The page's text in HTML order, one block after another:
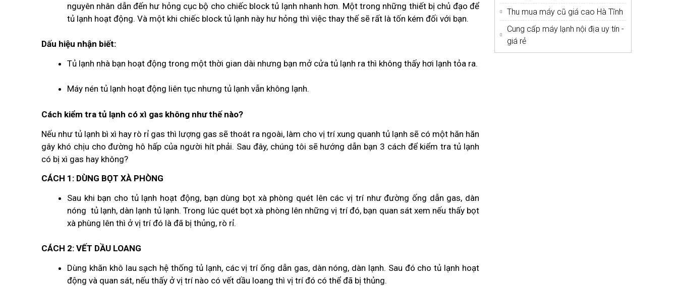
nguyên nhân dẫn đến hư hỏng cục bộ cho chiếc block tủ lạnh nhanh hơn. Một trong những thiết bị chủ đạo để
tủ lạnh hoạt động. Và một khi chiếc block tủ lạnh này hư hỏng thì việc thay thế sẽ rất là tốn kém đối với bạn.
Dấu hiệu nhận biết:
Tủ lạnh nhà bạn hoạt động trong một thời gian dài nhưng bạn mở cửa tủ lạnh ra thì không thấy hơi lạnh tỏa ra.
Máy nén tủ lạnh hoạt động liên tục nhưng tủ lạnh vẫn không lạnh.
Cách kiểm tra tủ lạnh có xì gas không như thế nào?
Nếu như tủ lạnh bì xì hay rò rỉ gas thì lượng gas sẽ thoát ra ngoài, làm cho vị trí xung quanh tủ lạnh sẽ có một hăn hăn
gây khó chịu cho đường hô hấp của người hít phải. Sau đây, chúng tôi sẽ hướng dẫn bạn 3 cách để kiểm tra tủ lạnh
có bị xì gas hay không?
CÁCH 1: DÙNG BỌT XÀ PHÒNG
Sau khi bạn cho tủ lạnh hoạt động, bạn dùng bọt xà phòng quét lên các vị trí như đường ống dẫn gas, dàn
nóng tủ lạnh, dàn lạnh tủ lạnh. Trong lúc quét bọt xà phòng lên những vị trí đó, bạn quan sát xem nếu thấy bọt
xà phùng lên thì ở vị trí đó là đã bị thủng, rò rỉ.
CÁCH 2: VẾT DẦU LOANG
Dùng khăn khô lau sạch hệ thống tủ lạnh, các vị trí ống dẫn gas, dàn nóng, dàn lạnh. Sau đó cho tủ lạnh hoạt
động và quan sát, nếu thấy ở vị trí nào có vết dầu loang thì vị trí đó có thể đã bị thủng.
Thu mua máy cũ giá cao Hà Tĩnh
Cung cấp máy lạnh nội địa uy tín -
giá rẻ